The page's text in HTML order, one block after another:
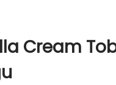
Cream